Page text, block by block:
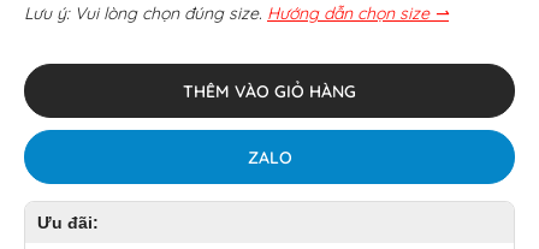
Lưu ý: Vui lòng chọn đúng size. Hướng dẫn chọn size ⇀
THÊM VÀO GIỎ HÀNG
ZALO
Ưu đãi: